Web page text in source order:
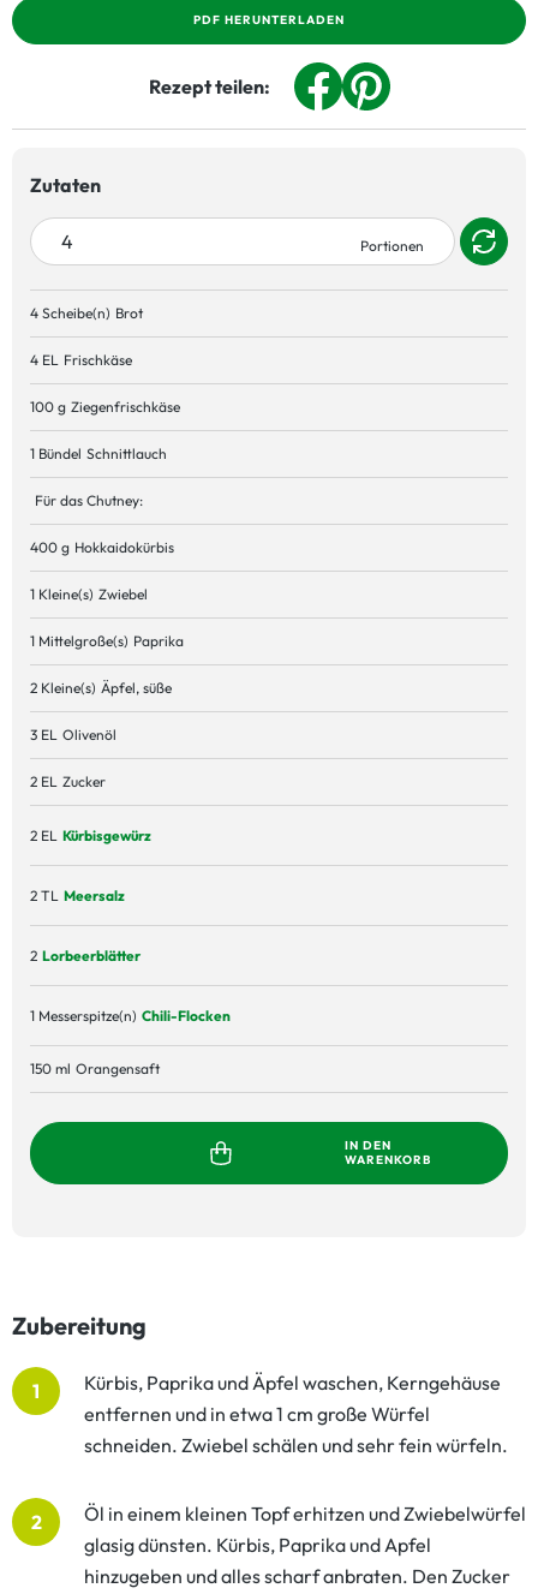
PDF HERUNTERLADEN
Rezept teilen:
Zutaten
4 Scheibe(n) Brot
4 EL Frischkäse
100 g Ziegenfrischkäse
1 Bündel Schnittlauch
Für das Chutney:
400 g Hokkaidokürbis
1 Kleine(s) Zwiebel
1 Mittelgroße(s) Paprika
2 Kleine(s) Äpfel, süße
3 EL Olivenöl
2 EL Zucker
2 EL Kürbisgewürz
2 TL Meersalz
2 Lorbeerblätter
1 Messerspitze(n) Chili-Flocken
150 ml Orangensaft
IN DEN
WARENKORB
Zubereitung
1
Kürbis, Paprika und Äpfel waschen, Kerngehäuse
entfernen und in etwa 1 cm große Würfel
schneiden. Zwiebel schälen und sehr fein würfeln.
2
Öl in einem kleinen Topf erhitzen und Zwiebelwürfel
glasig dünsten. Kürbis, Paprika und Apfel
hinzugeben und alles scharf anbraten. Den Zucker